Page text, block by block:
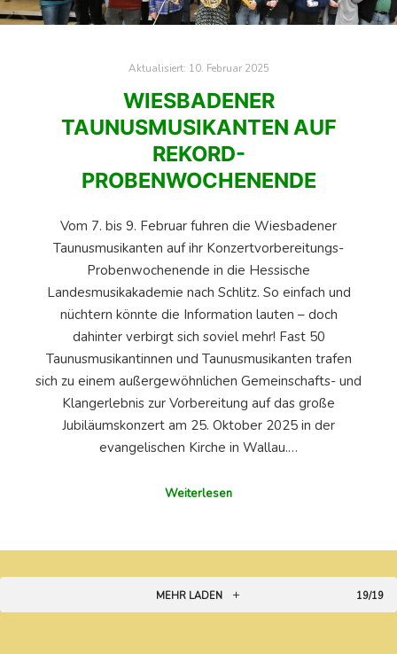
Aktualisiert: 10. Februar 2025
WIESBADENER
TAUNUSMUSIKANTEN AUF
REKORD-
PROBENWOCHENENDE
Vom 7. bis 9. Februar fuhren die Wiesbadener
Taunusmusikanten auf ihr Konzertvorbereitungs-
Probenwochenende in die Hessische
Landesmusikakademie nach Schlitz. So einfach und
nüchtern könnte die Information lauten – doch
dahinter verbirgt sich soviel mehr! Fast 50
Taunusmusikantinnen und Taunusmusikanten trafen
sich zu einem außergewöhnlichen Gemeinschafts- und
Klangerlebnis zur Vorbereitung auf das große
Jubiläumskonzert am 25. Oktober 2025 in der
evangelischen Kirche in Wallau.…
Weiterlesen
MEHR LADEN 19/19